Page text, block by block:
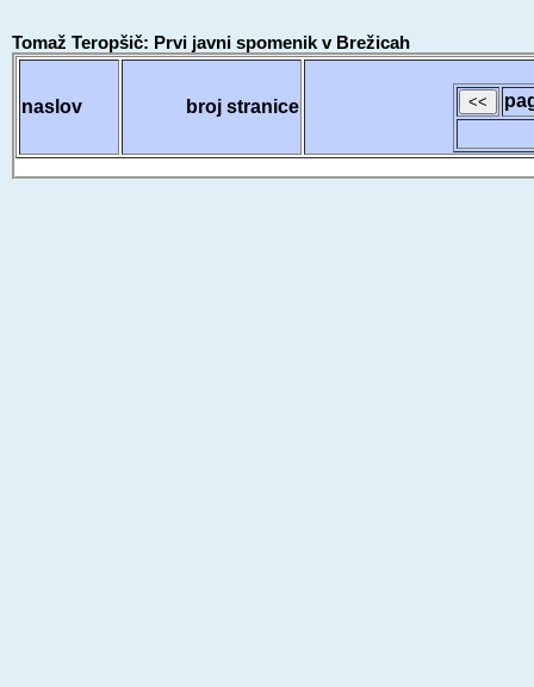
Tomaž Teropšič: Prvi javni spomenik v Brežicah
naslov broj stranice